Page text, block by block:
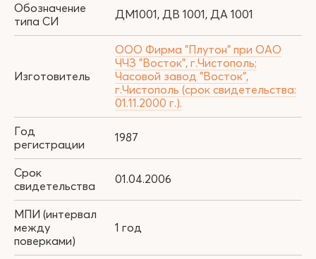
Обозначение
типа СИ
ДМ1001, ДВ 1001, ДА 1001
Изготовитель
ООО Фирма "Плутон" при ОАО
ЧЧЗ "Восток", г.Чистополь;
Часовой завод "Восток",
г.Чистополь (срок свидетельства:
01.11.2000 г.).
Год
регистрации
1987
Срок
свидетельства
01.04.2006
МПИ (интервал
между
поверками)
1 год